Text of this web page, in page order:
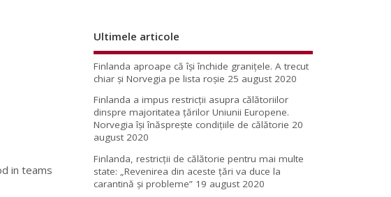
in teams
Ultimele articole
Finlanda aproape că își închide granițele. A trecut
chiar și Norvegia pe lista roșie 25 august 2020
Finlanda a impus restricţii asupra călătoriilor
dinspre majoritatea ţărilor Uniunii Europene.
Norvegia își înăsprește condițiile de călătorie 20
august 2020
Finlanda, restricţii de călătorie pentru mai multe
state: „Revenirea din aceste ţări va duce la
carantină şi probleme” 19 august 2020